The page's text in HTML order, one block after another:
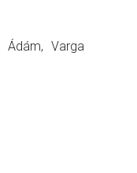
Varga